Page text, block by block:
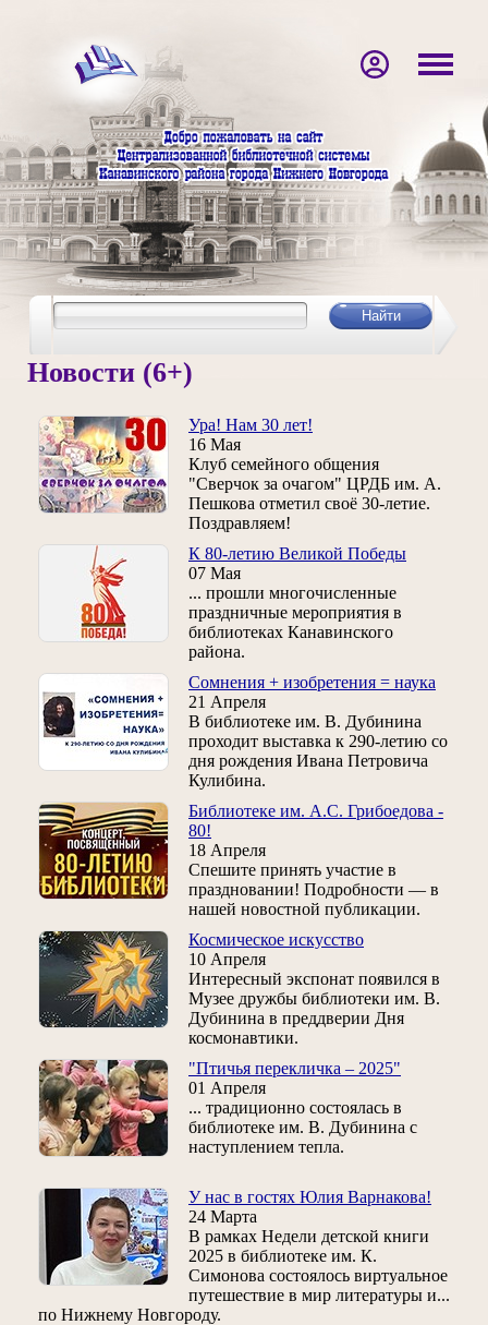
Новости (6+)
Ура! Нам 30 лет!
16 Мая
Клуб семейного общения
"Сверчок за очагом" ЦРДБ им. А.
Пешкова отметил своё 30-летие.
Поздравляем!
К 80-летию Великой Победы
07 Мая
... прошли многочисленные
праздничные мероприятия в
библиотеках Канавинского
района.
Сомнения + изобретения = наука
21 Апреля
В библиотеке им. В. Дубинина
проходит выставка к 290-летию со
дня рождения Ивана Петровича
Кулибина.
Библиотеке им. А.С. Грибоедова -
80!
18 Апреля
Спешите принять участие в
праздновании! Подробности — в
нашей новостной публикации.
Космическое искусство
10 Апреля
Интересный экспонат появился в
Музее дружбы библиотеки им. В.
Дубинина в преддверии Дня
космонавтики.
"Птичья перекличка – 2025"
01 Апреля
... традиционно состоялась в
библиотеке им. В. Дубинина с
наступлением тепла.
У нас в гостях Юлия Варнакова!
24 Марта
В рамках Недели детской книги
2025 в библиотеке им. К.
Симонова состоялось виртуальное
путешествие в мир литературы и...
по Нижнему Новгороду.